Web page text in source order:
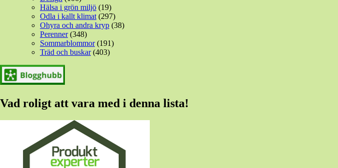
Hälsa i grön miljö (19)
Odla i kallt klimat (297)
Ohyra och andra kryp (38)
Perenner(348)
Sommarblommor(191)
Träd och buskar(403)
Vad roligt att vara med i denna lista!